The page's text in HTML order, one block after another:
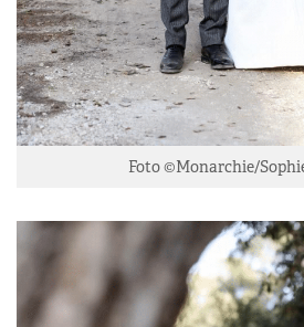
Foto ©Monarchie/